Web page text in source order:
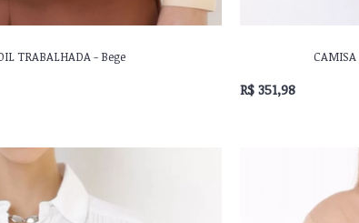
TRABALHADA - Bege
R$ 351,98